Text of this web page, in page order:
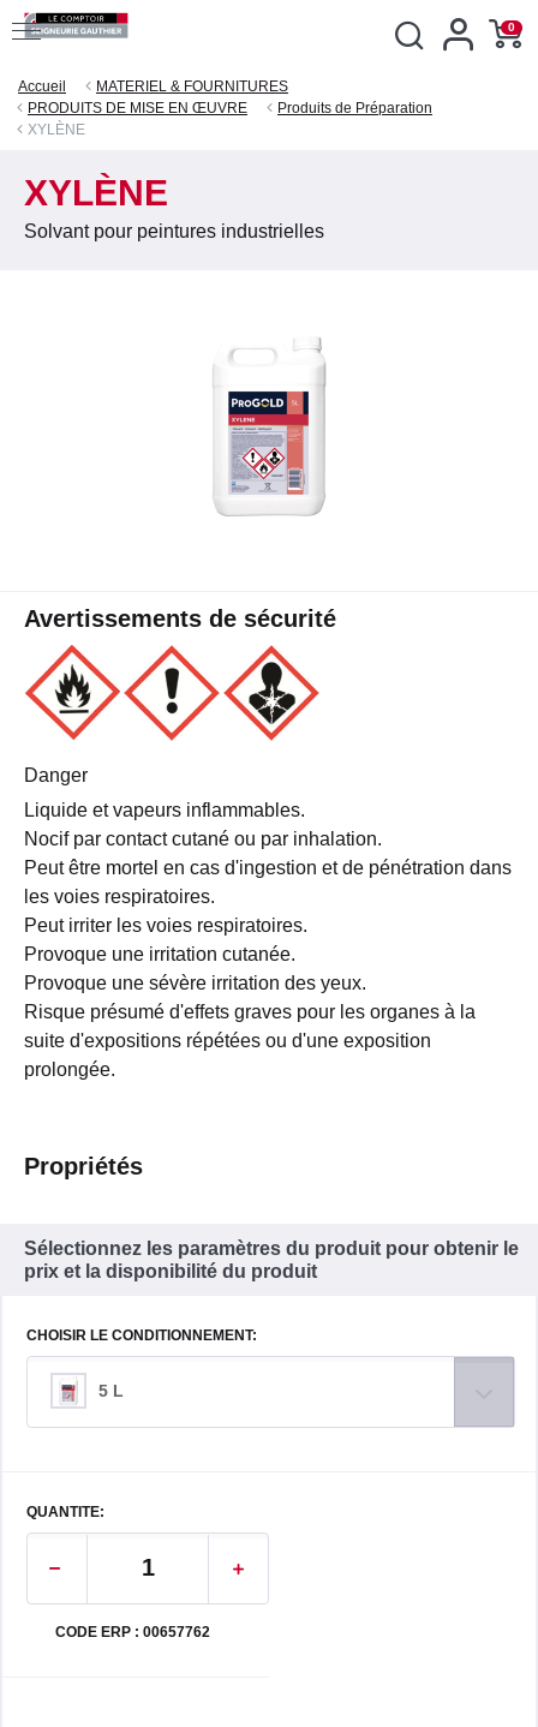
0
Accueil
MATERIEL & FOURNITURES
PRODUITS DE MISE EN ŒUVRE
Produits de Préparation
XYLÈNE
XYLÈNE
Solvant pour peintures industrielles
Avertissements de sécurité
Danger
Liquide et vapeurs inflammables.
Nocif par contact cutané ou par inhalation.
Peut être mortel en cas d'ingestion et de pénétration dans
les voies respiratoires.
Peut irriter les voies respiratoires.
Provoque une irritation cutanée.
Provoque une sévère irritation des yeux.
Risque présumé d'effets graves pour les organes à la
suite d'expositions répétées ou d'une exposition
prolongée.
Propriétés
Sélectionnez les paramètres du produit pour obtenir le
prix et la disponibilité du produit
CHOISIR LE CONDITIONNEMENT:
5 L
QUANTITE:
CODE ERP : 00657762